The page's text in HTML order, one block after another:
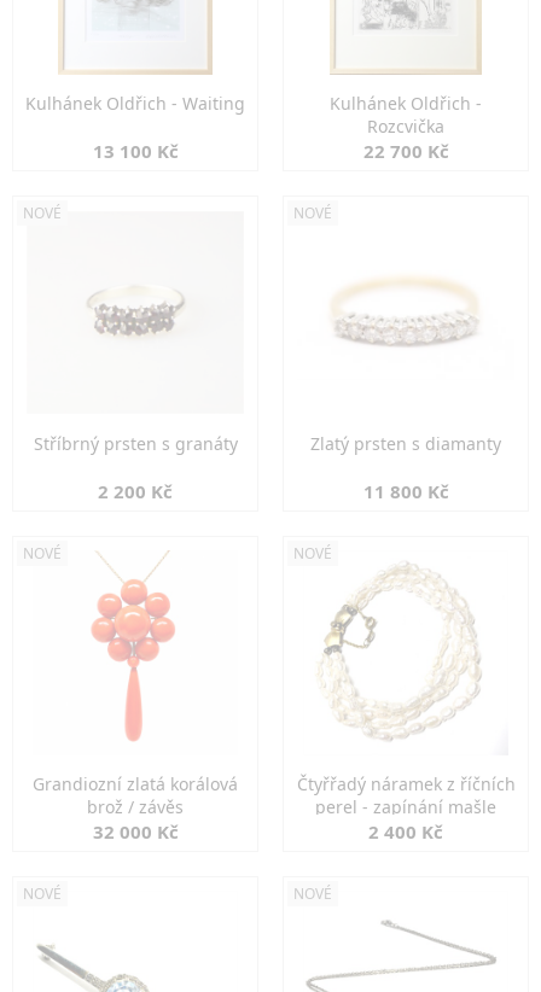
Kulhánek Oldřich - Waiting
13 100 Kč
Kulhánek Oldřich -
Rozcvička
22 700 Kč
NOVÉ
Stříbrný prsten s granáty
2 200 Kč
NOVÉ
Zlatý prsten s diamanty
11 800 Kč
NOVÉ
Grandiozní zlatá korálová
brož / závěs
32 000 Kč
NOVÉ
Čtyřřadý náramek z říčních
perel - zapínání mašle
2 400 Kč
NOVÉ NOVÉ